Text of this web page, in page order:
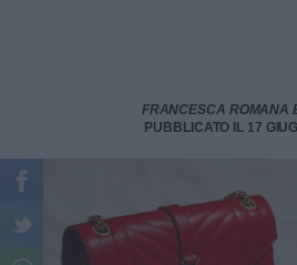
FRANCESCA ROMANA
PUBBLICATO IL 17